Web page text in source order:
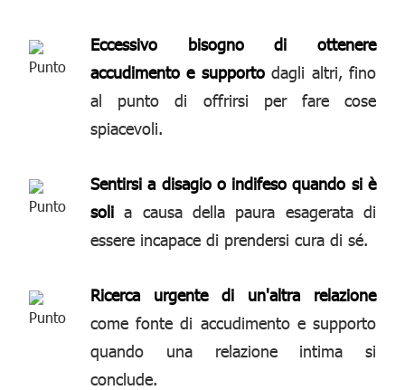
Eccessivo bisogno di ottenere
accudimento e supportodagli altri, fino
al punto di offrirsi per fare cose
spiacevoli.
Sentirsi a disagio o indifeso quando si è
soli a causa della paura esagerata di
essere incapace di prendersi cura di sé.
Ricerca urgente di un'altra relazione
come fonte di accudimento e supporto
quando una relazione intima si
conclude.